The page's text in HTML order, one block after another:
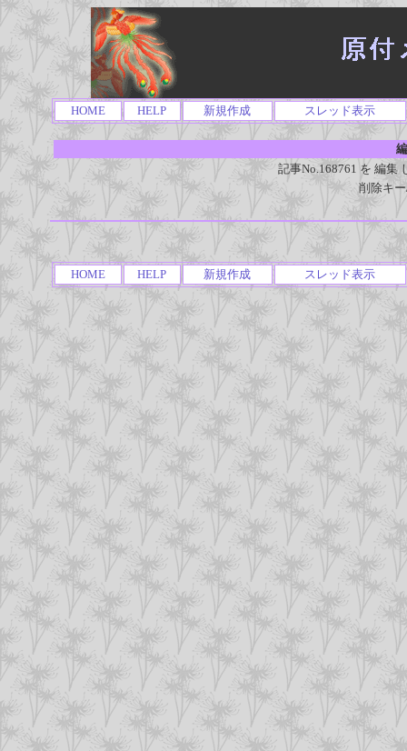
HOME HELP 新規作成 スレッド表示
記事No.168761 を 編集
削除キ
HOME HELP 新規作成 スレッド表示